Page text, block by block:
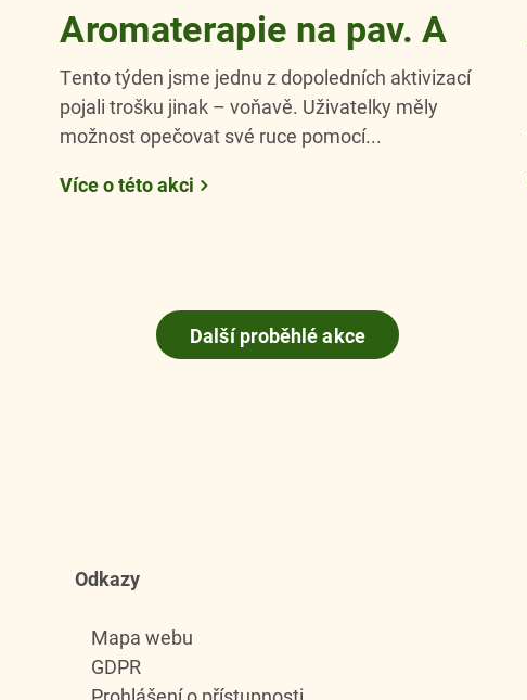
Aromaterapie na pav. A
Tento týden jsme jednu z dopoledních aktivizací
pojali trošku jinak – voňavě. Uživatelky měly
možnost opečovat své ruce pomocí...
Více o této akci
Další proběhlé akce
Odkazy
Mapa webu
GDPR